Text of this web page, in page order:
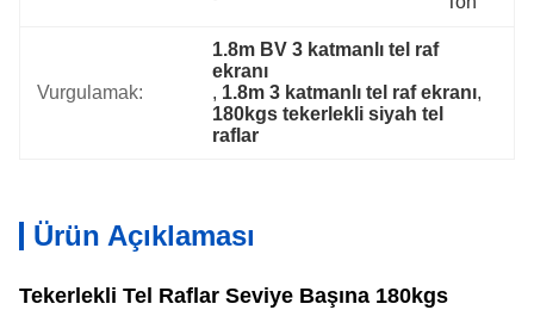
Vurgulamak:
1.8m BV 3 katmanlı tel raf
ekranı
, 1.8m 3 katmanlı tel raf ekranı,
180kgs tekerlekli siyah tel
raflar
Ürün Açıklaması
Tekerlekli Tel Raflar Seviye Başına 180kgs